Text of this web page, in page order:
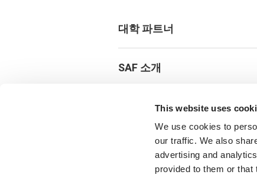
This website uses
We use cookies to
our traffic. We also
advertising and
provided to them or that
대학 파트너
SAF 소개
뉴스 및 이벤트
SAF 프로그램 지원하기